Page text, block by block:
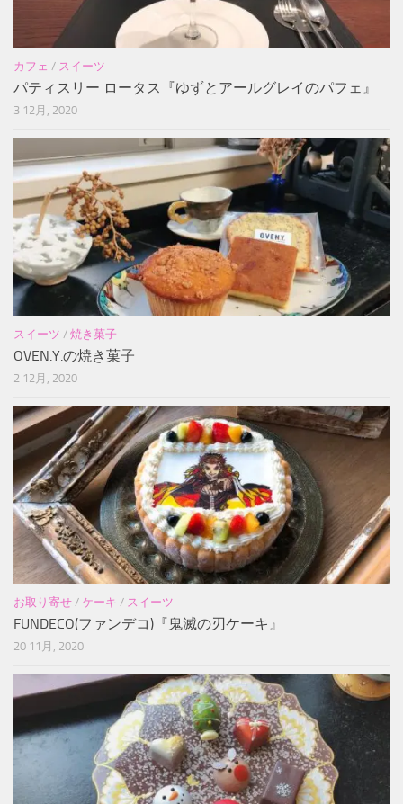
カフェ / スイーツ
パティスリー ロータス『ゆずとアールグレイのパフェ』
3 12月, 2020
スイーツ / 焼き菓子
OVEN.Y.の焼き菓子
2 12月, 2020
お取り寄せ / ケーキ / スイーツ
FUNDECO(ファンデコ)『鬼滅の刃ケーキ』
20 11月, 2020